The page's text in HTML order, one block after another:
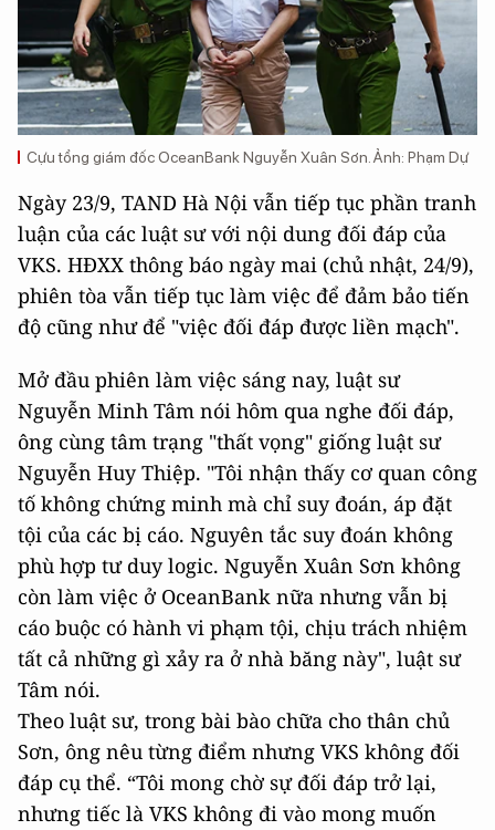
Cựu tổng giám đốc OceanBank Nguyễn Xuân Sơn. Ảnh: Phạm Dự
Ngày 23/9, TAND Hà Nội vẫn tiếp tục phần tranh
luận của các luật sư với nội dung đối đáp của
VKS. HĐXX thông báo ngày mai (chủ nhật, 24/9),
phiên tòa vẫn tiếp tục làm việc để đảm bảo tiến
độ cũng như để "việc đối đáp được liền mạch".
Mở đầu phiên làm việc sáng nay, luật sư
Nguyễn Minh Tâm nói hôm qua nghe đối đáp,
ông cùng tâm trạng "thất vọng" giống luật sư
Nguyễn Huy Thiệp. "Tôi nhận thấy cơ quan công
tố không chứng minh mà chỉ suy đoán, áp đặt
tội của các bị cáo. Nguyên tắc suy đoán không
phù hợp tư duy logic. Nguyễn Xuân Sơn không
còn làm việc ở OceanBank nữa nhưng vẫn bị
cáo buộc có hành vi phạm tội, chịu trách nhiệm
tất cả những gì xảy ra ở nhà băng này", luật sư
Tâm nói.
Theo luật sư, trong bài bào chữa cho thân chủ
Sơn, ông nêu từng điểm nhưng VKS không đối
đáp cụ thể. “Tôi mong chờ sự đối đáp trở lại,
nhưng tiếc là VKS không đi vào mong muốn